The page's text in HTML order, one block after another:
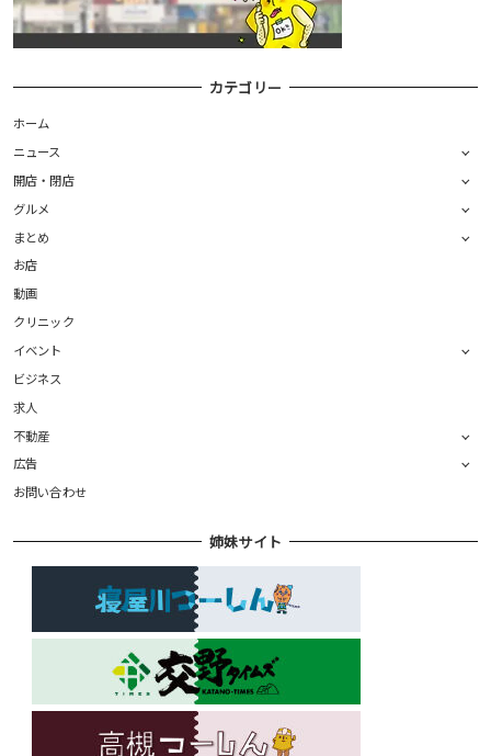
カテゴリー
ホーム
ニュース
開店・閉店
グルメ
まとめ
お店
動画
クリニック
イベント
ビジネス
求人
不動産
広告
お問い合わせ
姉妹サイト